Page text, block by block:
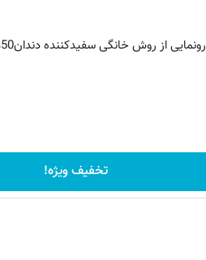
رونمایی از روش خانگی سفیدکننده دندان50%تخفیف🔥
تخفیف ویژه!